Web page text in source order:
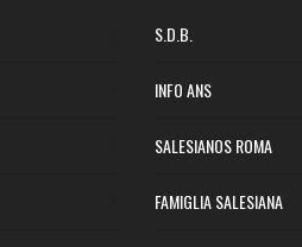
S.D.B.
INFO ANS
SALESIANOS ROMA
FAMIGLIA SALESIANA